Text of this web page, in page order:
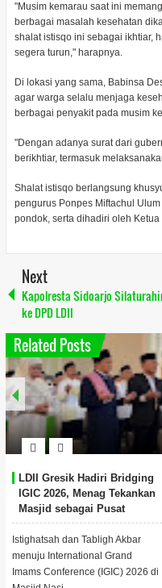
"Musim kemarau saat ini
berbagai masalah kesehatan
shalat istisqo ini sebagai ikhtiar,
segera turun," harapnya.
Di lokasi yang sama, Babinsa
agar warga selalu menjaga
berbagai penyakit pada musim
"Dengan adanya surat dari
berikhtiar, termasuk
Shalat istisqo berlangsung
pengurus Ponpes Miftachul
pondok, serta dihadiri oleh
Next
Kapolresta Sidoarjo
ke DPD LDII
Related Posts
LDII Gresik Hadiri Bridging
IGIC 2026, Menag Tekankan
Masjid sebagai Pusat
Pemberdayaan Umat
Istighatsah dan Tabligh Akbar
menuju International Grand
Imams Conference (IGIC) 2026 di